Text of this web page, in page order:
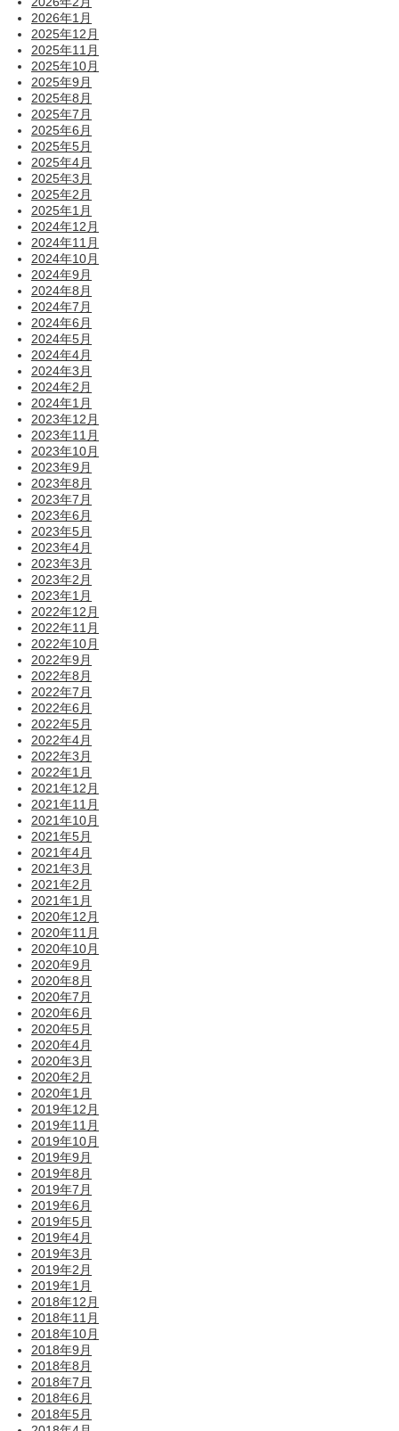
2026年1月
2025年12月
2025年11月
2025年10月
2025年9月
2025年8月
2025年7月
2025年6月
2025年5月
2025年4月
2025年3月
2025年2月
2025年1月
2024年12月
2024年11月
2024年10月
2024年9月
2024年8月
2024年7月
2024年6月
2024年5月
2024年4月
2024年3月
2024年2月
2024年1月
2023年12月
2023年11月
2023年10月
2023年9月
2023年8月
2023年7月
2023年6月
2023年5月
2023年4月
2023年3月
2023年2月
2023年1月
2022年12月
2022年11月
2022年10月
2022年9月
2022年8月
2022年7月
2022年6月
2022年5月
2022年4月
2022年3月
2022年1月
2021年12月
2021年11月
2021年10月
2021年5月
2021年4月
2021年3月
2021年2月
2021年1月
2020年12月
2020年11月
2020年10月
2020年9月
2020年8月
2020年7月
2020年6月
2020年5月
2020年4月
2020年3月
2020年2月
2020年1月
2019年12月
2019年11月
2019年10月
2019年9月
2019年8月
2019年7月
2019年6月
2019年5月
2019年4月
2019年3月
2019年2月
2019年1月
2018年12月
2018年11月
2018年10月
2018年9月
2018年8月
2018年7月
2018年6月
2018年5月